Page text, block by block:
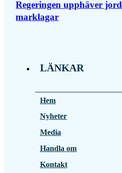
Regeringen upphäver
marklagar
LÄNKAR
Hem
Nyheter
Media
Handla om
Kontakt